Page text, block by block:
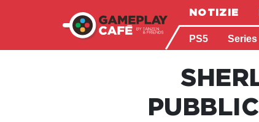
NOTIZIE
PS5 Series